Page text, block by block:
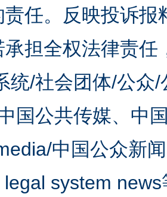
责任。反映投诉
承担全权法律责
统/社会团体/公众
国公共传媒、中
中国公众新
system